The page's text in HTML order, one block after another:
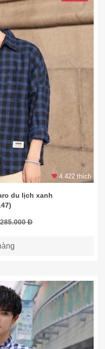
4.422 thích
du lịch xanh
285.000 Đ